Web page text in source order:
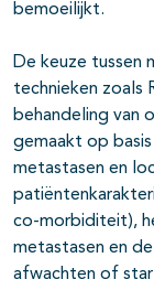
bemoeilijkt.
De keuze tussen
technieken zoals
behandeling van
gemaakt op
metastasen en
co-morbiditeit),
metastasen en
afwachten of